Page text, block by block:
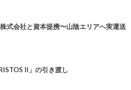
式会社と資本提携〜山陰エリアへ実運送
II」の引き渡し